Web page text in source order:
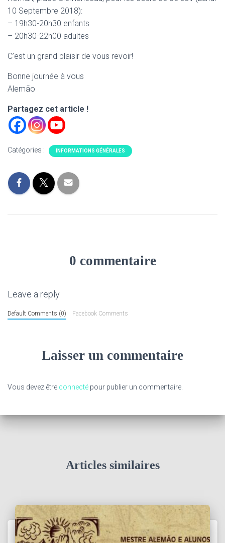
10 Septembre 2018):
– 19h30-20h30 enfants
– 20h30-22h00 adultes
C’est un grand plaisir de vous revoir!
Bonne journée à vous
Alemão
Partagez cet article !
Catégories : INFORMATIONS GÉNÉRALES
0 commentaire
Leave a reply
Default Comments (0) Facebook Comments
Laisser un commentaire
Vous devez être connecté pour publier un commentaire.
Articles similaires